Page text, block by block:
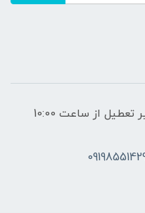
ساعات پاسخگویی: فقط روزهای غیر تعطیل از ساعت 10:00